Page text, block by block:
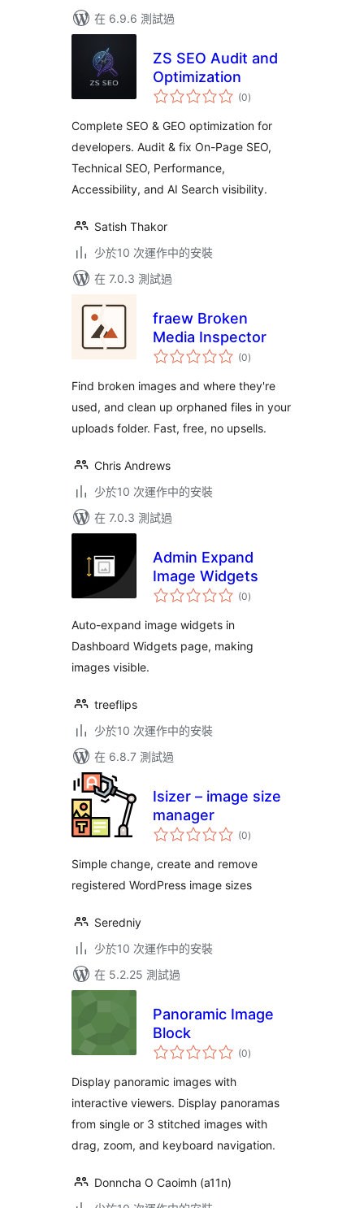
在 6.9.6 測試過
ZS SEO Audit and
Optimization
(0總
評)
Complete SEO & GEO optimization for
developers. Audit & fix On-Page SEO,
Technical SEO, Performance,
Accessibility, and AI Search visibility.
Satish Thakor
少於10 次運作中的安裝
在 7.0.3 測試過
fraew Broken
Media Inspector
(0總
評)
Find broken images and where they're
used, and clean up orphaned files in your
uploads folder. Fast, free, no upsells.
Chris Andrews
少於10 次運作中的安裝
在 7.0.3 測試過
Admin Expand
Image Widgets
(0總
評)
Auto-expand image widgets in
Dashboard Widgets page, making
images visible.
treeflips
少於10 次運作中的安裝
在 6.8.7 測試過
Isizer – image size
manager
(0總
評)
Simple change, create and remove
registered WordPress image sizes
Seredniy
少於10 次運作中的安裝
在 5.2.25 測試過
Panoramic Image
Block
(0總
評)
Display panoramic images with
interactive viewers. Display panoramas
from single or 3 stitched images with
drag, zoom, and keyboard navigation.
Donncha O Caoimh (a11n)